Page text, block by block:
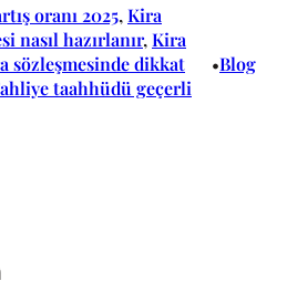
oranı 2025, Kira
nasıl hazırlanır, Kira
sözleşmesinde dikkat
taahhüdü geçerli
•Blog